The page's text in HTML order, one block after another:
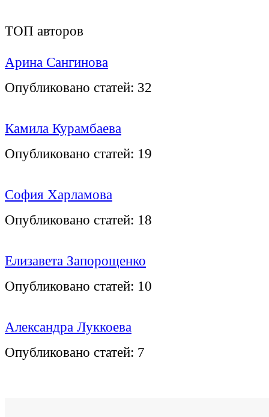
ТОП авторов
Арина Сангинова
Опубликовано статей: 32
Камила Курамбаева
Опубликовано статей: 19
София Харламова
Опубликовано статей: 18
Елизавета Запорощенко
Опубликовано статей: 10
Александра Луккоева
Опубликовано статей: 7